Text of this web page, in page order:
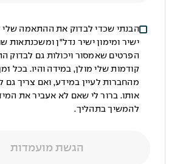
הבנתי שכדי לבדוק את ההתאמה שלי
ישיר ומימון ישיר נדל"ן ומשכנתאות
הפרטים שאמסור ויכולות גם לבדוק
קודמות שלי מולן, במידה והיו. בכל
מהחברות לעיין במידע, ואם צריך
אותו. ברור לי שאם לא אעביר את
להמשיך בתהליך.
הגשת מועמדות